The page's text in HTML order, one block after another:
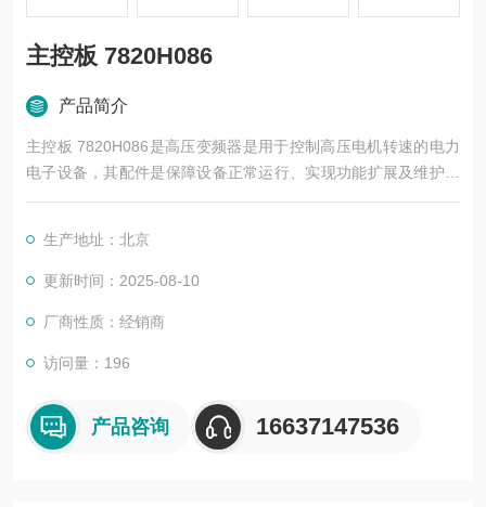
主控板 7820H086
产品简介
主控板 7820H086是高压变频器是用于控制高压电机转速的电力
电子设备，其配件是保障设备正常运行、实现功能扩展及维护维
修的重要组成部分。这些配件种类繁多，涵盖了功率变换、控
生产地址：北京
更新时间：2025-08-10
厂商性质：经销商
访问量：196
产品咨询 16637147536